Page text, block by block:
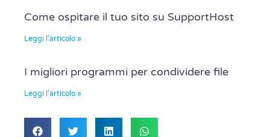
Come ospitare il tuo sito su SupportHost
Leggi l'articolo »
I migliori programmi per condividere file
Leggi l'articolo »